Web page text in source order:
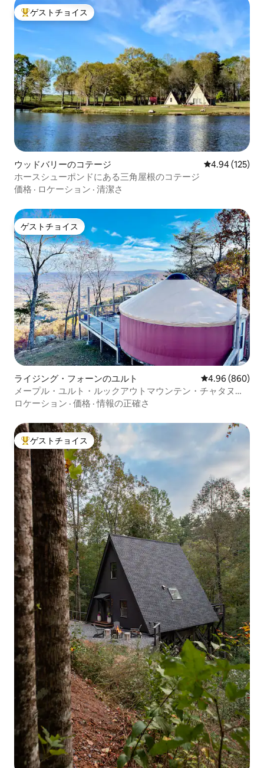
大好評のゲストチョイスです。
ゲストチョイス
ウッドバリーのコテージ レビュー125
4.94 (125)
ホースシューポンドにある三角屋根のコテージ
価格 · ロケーション · 清潔さ
ゲストチョイス
ゲストチョイス
ライジング・フォーンのユルト レビュー860件
4.96 (860)
メープル・ユルト・ルックアウトマウンテン・チャタヌー
ガ・グランピング
ロケーション · 価格 ·情報の正確さ
大好評のゲストチョイスです。
ゲストチョイス